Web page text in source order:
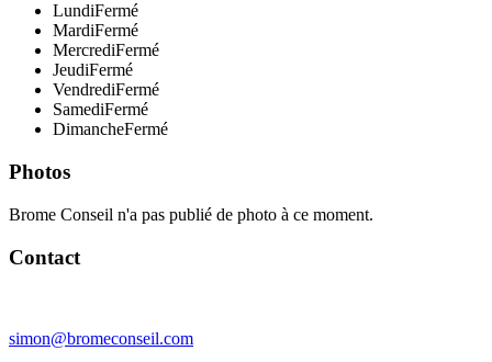
LundiFermé
MardiFermé
MercrediFermé
JeudiFermé
VendrediFermé
SamediFermé
DimancheFermé
Photos
Brome Conseil n'a pas publié de photo à ce moment.
Contact
simon@bromeconseil.com